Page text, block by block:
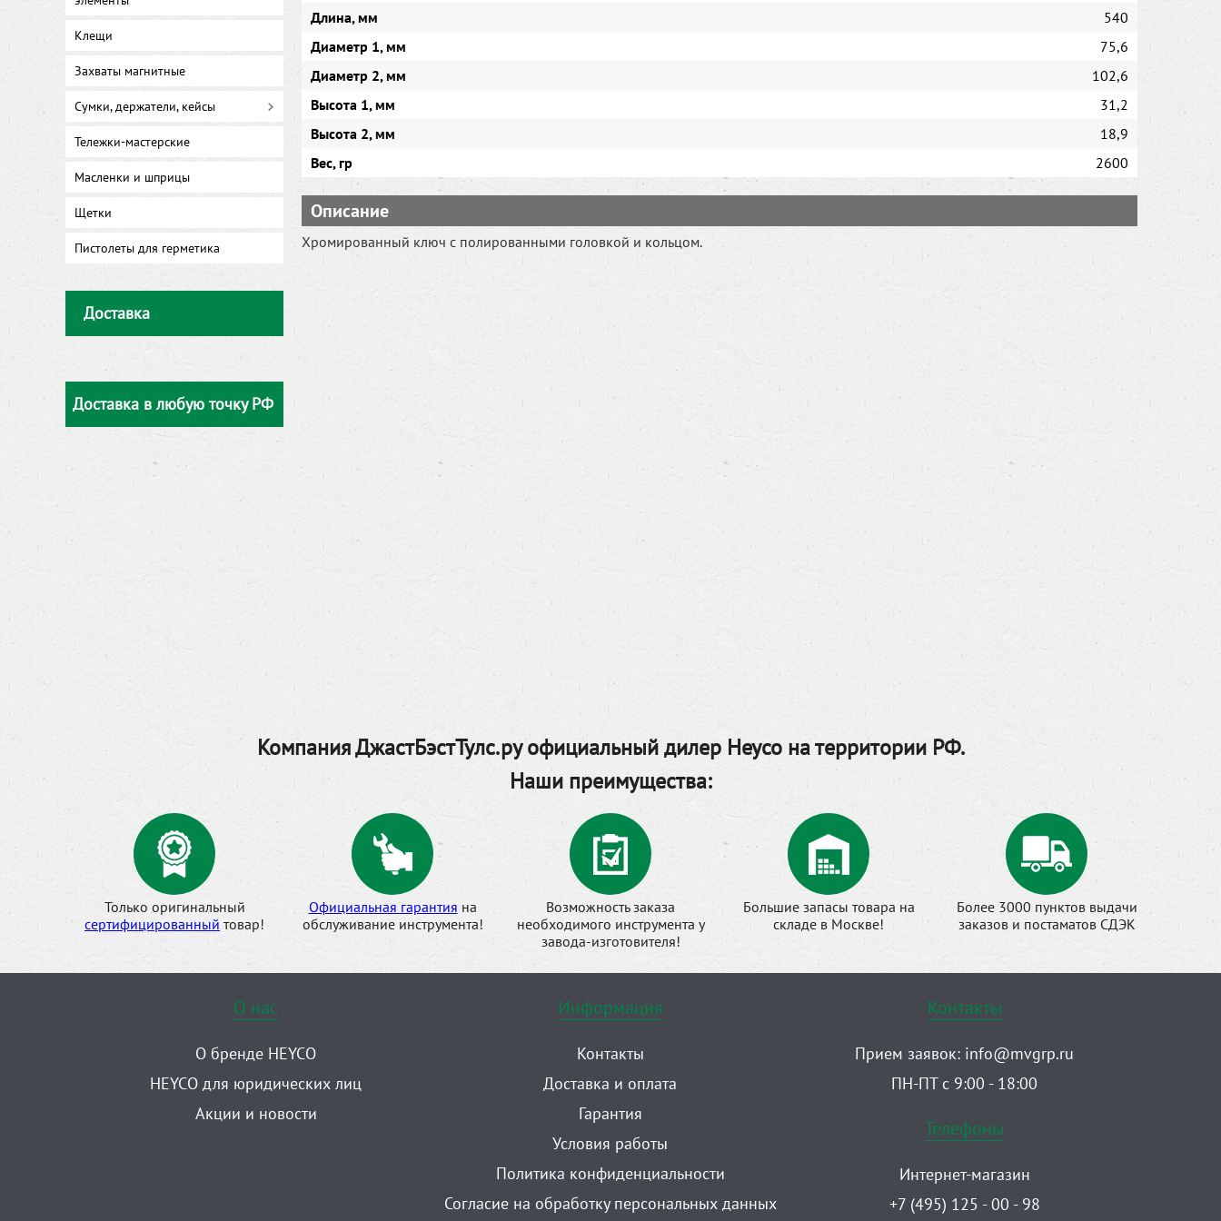
Клещи
Захваты магнитные
Сумки, держатели, кейсы
Тележки-мастерские
Масленки и шприцы
Щетки
Пистолеты для герметика
Доставка
Доставка в любую точку РФ
Длина, мм
540
Диаметр 1, мм
75,6
Диаметр 2, мм
102,6
Высота 1, мм
31,2
Высота 2, мм
18,9
Вес, гр
2600
Описание
Хромированный ключ с полированными головкой и кольцом.
Компания ДжастБэстТулс.ру официальный дилер Heyco на территории РФ.
Наши преимущества:
Только оригинальный
сертифицированный товар!
Официальная гарантия на
обслуживание инструмента!
Возможность заказа
необходимого инструмента у
завода-изготовителя!
Большие запасы товара на
складе в Москве!
Более 3000 пунктов выдачи
заказов и постаматов СДЭК
О нас
О бренде HEYCO
HEYCO для юридических лиц
Акции и новости
Информация
Контакты
Доставка и оплата
Гарантия
Условия работы
Политика конфиденциальности
Согласие на обработку персональных данных
Контакты
Прием заявок: info@mvgrp.ru
ПН-ПТ с 9:00 - 18:00
Телефоны
Интернет-магазин
+7 (495) 125 - 00 - 98